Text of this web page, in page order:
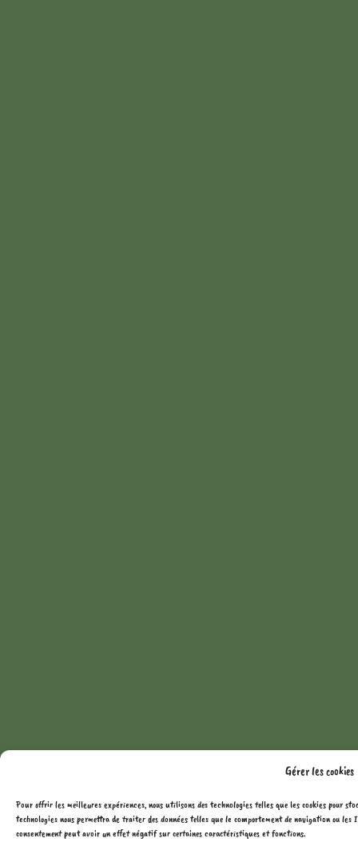
Gérer les cookies
Pour offrir les meilleures expériences, nous utilisons des technologies telles que les cookies pour
technologies nous permettra de traiter des données telles que le comportement de navigation ou
consentement peut avoir un effet négatif sur certaines caractéristiques et fonctions.